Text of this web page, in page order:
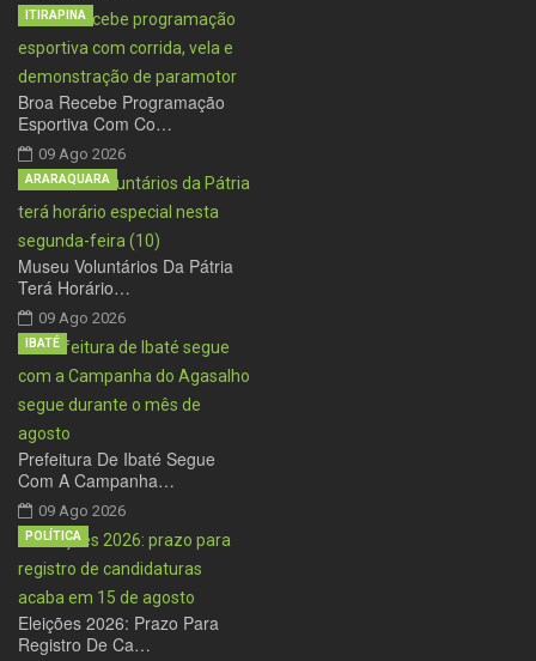
Broa Recebe Programação
Esportiva Com Co…
09 Ago 2026
ITIRAPINA
Museu Voluntários Da Pátria
Terá Horário…
09 Ago 2026
ARARAQUARA
Prefeitura De Ibaté Segue
Com A Campanha…
09 Ago 2026
IBATÉ
Eleições 2026: Prazo Para
Registro De Ca…
POLÍTICA